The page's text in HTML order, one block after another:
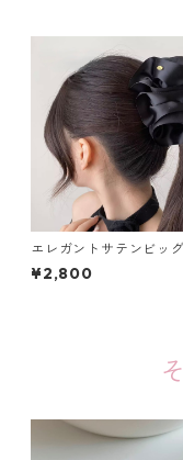
エレガントサテンビッ
ンバナナクリップ（２色
67
¥2,800